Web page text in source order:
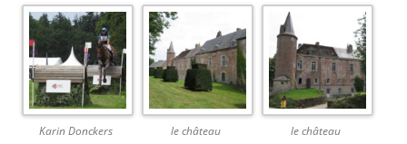
Karin Donckers le château le château